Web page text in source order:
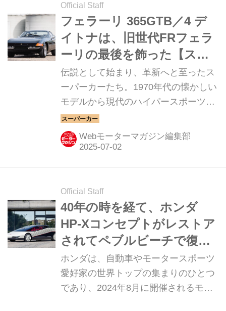
Official Staff
フェラーリ 365GTB／4 デ
イトナは、旧世代FRフェラ
ーリの最後を飾った【スー
パーカークロニクル・完全
版／006】
伝説として始まり、革新へと至ったス
ーパーカーたち。1970年代の懐かしい
モデルから現代のハイパースポーツま
で紹介していこう。今回は、フェラー
リ 365GTB／4 デイトナだ。
Webモーターマガジン編集部
Official Staff
40年の時を経て、ホンダ
HP-Xコンセプトがレストア
されてペブルビーチで復
活！
ホンダは、自動車やモータースポーツ
愛好家の世界トップの集まりのひとつ
であり、2024年8月に開催されるモン